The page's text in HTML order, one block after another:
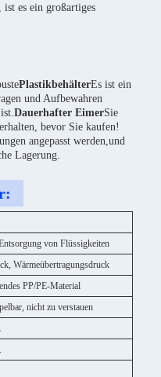
ist es ein großartiges
PlastikbehälterEs ist ein
und Aufbewahren
Dauerhafter EimerSie
bevor Sie kaufen!
angepasst werden,und
Lagerung.
von Flüssigkeiten
Wärmeübertragungsdruck
PP/PE-Material
nicht zu verstauen